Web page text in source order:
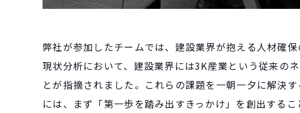
弊社が参加したチームでは、建設業界が抱える人材確
現状分析において、建設業界には3K産業という従来の
とが指摘されました。これらの課題を一朝一夕に解決
には、まず「第一歩を踏み出すきっかけ」を創出する